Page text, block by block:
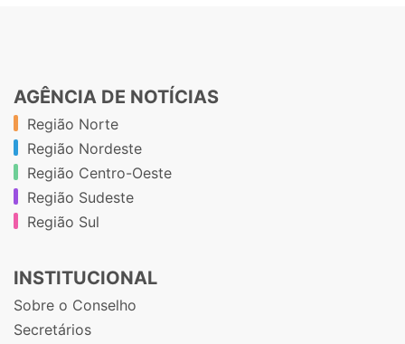
AGÊNCIA DE NOTÍCIAS
Região Norte
Região Nordeste
Região Centro-Oeste
Região Sudeste
Região Sul
INSTITUCIONAL
Sobre o Conselho
Secretários